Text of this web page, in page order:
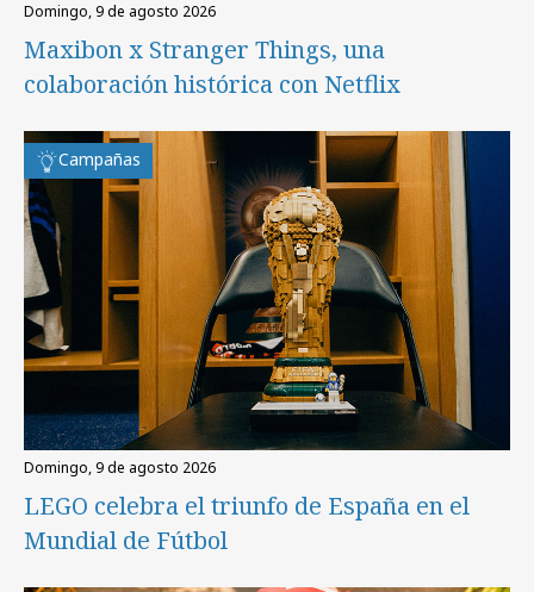
domingo, 9 de agosto 2026
Maxibon x Stranger Things, una
colaboración histórica con Netflix
Campañas
domingo, 9 de agosto 2026
LEGO celebra el triunfo de España en el
Mundial de Fútbol